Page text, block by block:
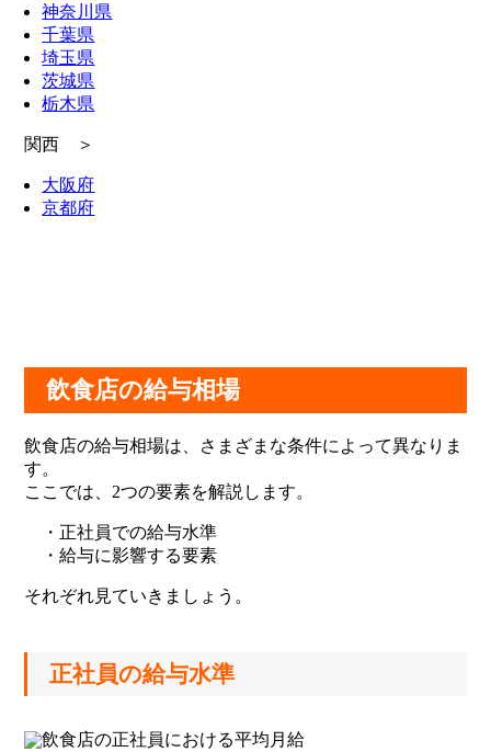
神奈川県
千葉県
埼玉県
茨城県
栃木県
関西 ＞
大阪府
京都府
飲食店の給与相場
飲食店の給与相場は、さまざまな条件によって異なりま
す。
ここでは、2つの要素を解説します。
・正社員での給与水準
・給与に影響する要素
それぞれ見ていきましょう。
正社員の給与水準